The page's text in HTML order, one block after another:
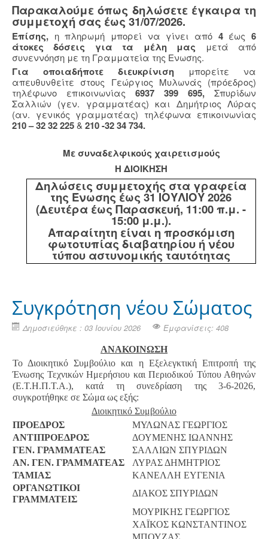
Παρακαλούμε όπως δηλώσετε έγκαιρα τη
συμμετοχή σας έως 31/07/2026.
Επίσης, η πληρωμή μπορεί να γίνει από 4 έως6
άτοκες δόσεις για τα μέλη μας
μετά από
συνεννόηση με τη Γραμματεία της Ενωσης.
Για οποιαδήποτε διευκρίνιση
μπορείτε να
απευθυνθείτε στους Γεώργιος Μυλωνάς (πρόεδρος)
τηλέφωνο επικοινωνίας 6937 399 695, Σπυρίδων
Σαλλιών (γεν. γραμματέας) και Δημήτριος Λύρας
(αν. γενικός γραμματέας) τηλέφωνα επικοινωνίας
210 – 32 32 225& 210 -32 34 734.
Με συναδελφικούς χαιρετισμούς
Η ΔΙΟΙΚΗΣΗ
Δηλώσεις συμμετοχής στα γραφεία
της Ένωσης έως 31 ΙΟΥΛΙΟΥ 2026
(Δευτέρα έως Παρασκευή, 11:00 π.μ. -
15:00 μ.μ.).
Απαραίτητη είναι η προσκόμιση
φωτοτυπίας διαβατηρίου ή νέου
τύπου αστυνομικής ταυτότητας
Συγκρότηση νέου Σώματος
Δημοσιεύθηκε : 03 Ιουνίου 2026 Εμφανίσεις: 408
ΑΝΑΚΟΙΝΩΣΗ
Το Διοικητικό Συμβούλιο και η Εξελεγκτική Επιτροπή της
Ένωσης Τεχνικών Ημερήσιου και Περιοδικού Τύπου Αθηνών
(Ε.Τ.Η.Π.Τ.Α.), κατά τη συνεδρίαση της 3-6-2026,
συγκροτήθηκε σε Σώμα ως εξής:
Διοικητικό Συμβούλιο
ΠΡΟΕΔΡΟΣ
ΜΥΛΩΝΑΣ ΓΕΩΡΓΙΟΣ
ΑΝΤΙΠΡΟΕΔΡΟΣ
ΔΟΥΜΕΝΗΣ ΙΩΑΝΝΗΣ
ΓΕΝ. ΓΡΑΜΜΑΤΕΑΣ
ΣΑΛΛΙΩΝ ΣΠΥΡΙΔΩΝ
ΑΝ. ΓΕΝ. ΓΡΑΜΜΑΤΕΑΣ
ΛΥΡΑΣ ΔΗΜΗΤΡΙΟΣ
ΤΑΜΙΑΣ
ΚΑΝΕΛΛΗ ΕΥΓΕΝΙΑ
ΟΡΓΑΝΩΤΙΚΟΙ
ΓΡΑΜΜΑΤΕΙΣ
ΔΙΑΚΟΣ ΣΠΥΡΙΔΩΝ
ΜΟΥΡΙΚΗΣ ΓΕΩΡΓΙΟΣ
ΧΑΪΚΟΣ ΚΩΝΣΤΑΝΤΙΝΟΣ